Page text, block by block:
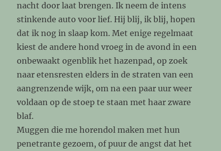
nacht door laat brengen. Ik neem de intens
stinkende auto voor lief. Hij blij, ik blij, hopen
dat ik nog in slaap kom. Met enige regelmaat
kiest de andere hond vroeg in de avond in een
onbewaakt ogenblik het hazenpad, op zoek
naar etensresten elders in de straten van een
aangrenzende wijk, om na een paar uur weer
voldaan op de stoep te staan met haar zware
blaf.
Muggen die me horendol maken met hun
penetrante gezoem, of puur de angst dat het